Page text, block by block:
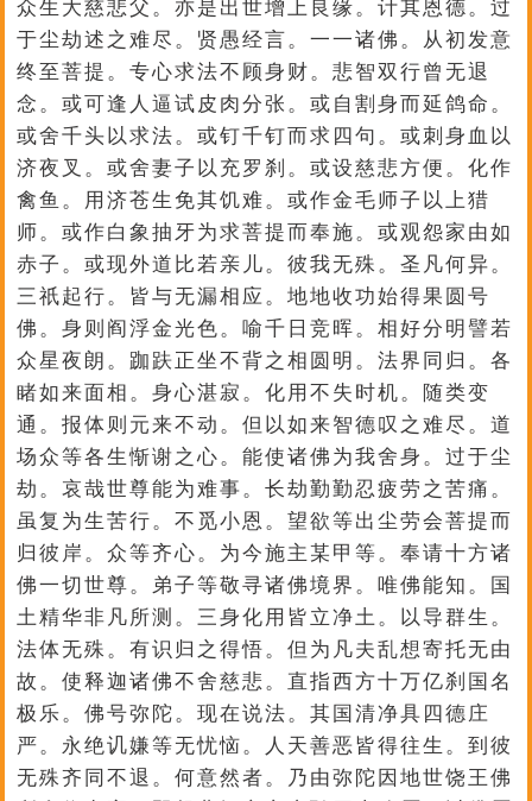
众生大慈悲父。亦是出世增上良缘。计其恩德。过
于尘劫述之难尽。贤愚经言。一一诸佛。从初发意
终至菩提。专心求法不顾身财。悲智双行曾无退
念。或可逢人逼试皮肉分张。或自割身而延鸽命。
或舍千头以求法。或钉千钉而求四句。或刺身血以
济夜叉。或舍妻子以充罗刹。或设慈悲方便。化作
禽鱼。用济苍生免其饥难。或作金毛师子以上猎
师。或作白象抽牙为求菩提而奉施。或观怨家由如
赤子。或现外道比若亲儿。彼我无殊。圣凡何异。
三祇起行。皆与无漏相应。地地收功始得果圆号
佛。身则阎浮金光色。喻千日竞晖。相好分明譬若
众星夜朗。跏趺正坐不背之相圆明。法界同归。各
睹如来面相。身心湛寂。化用不失时机。随类变
通。报体则元来不动。但以如来智德叹之难尽。道
场众等各生惭谢之心。能使诸佛为我舍身。过于尘
劫。哀哉世尊能为难事。长劫勤勤忍疲劳之苦痛。
虽复为生苦行。不觅小恩。望欲等出尘劳会菩提而
归彼岸。众等齐心。为今施主某甲等。奉请十方诸
佛一切世尊。弟子等敬寻诸佛境界。唯佛能知。国
土精华非凡所测。三身化用皆立净土。以导群生。
法体无殊。有识归之得悟。但为凡夫乱想寄托无由
故。使释迦诸佛不舍慈悲。直指西方十万亿刹国名
极乐。佛号弥陀。现在说法。其国清净具四德庄
严。永绝讥嫌等无忧恼。人天善恶皆得往生。到彼
无殊齐同不退。何意然者。乃由弥陀因地世饶王佛